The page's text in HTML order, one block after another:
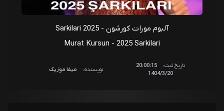
آلبوم مورات کورشون - 2025 Sarkilari
Murat Kursun - 2025 Sarkilari
تاریخ ثبت:
20:00:15
1404/3/20
نویسنده: میفا موزیک